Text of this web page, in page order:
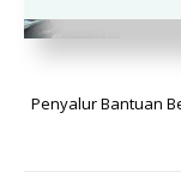
Penyalur Bantuan